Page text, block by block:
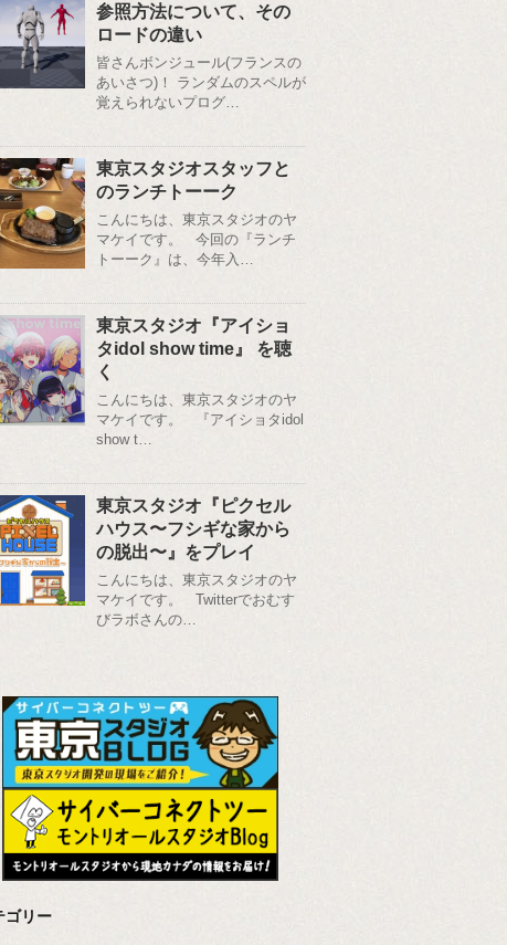
参照方法について、その
ロードの違い
皆さんボンジュール(フランスの
あいさつ)！ ランダムのスペルが
覚えられないプログ…
東京スタジオスタッフと
のランチトーーク
こんにちは、東京スタジオのヤ
マケイです。 今回の『ランチ
トーーク』は、今年入…
東京スタジオ『アイショ
タidol show time』 を聴
く
こんにちは、東京スタジオのヤ
マケイです。 『アイショタidol
show t…
東京スタジオ『ピクセル
ハウス〜フシギな家から
の脱出〜』をプレイ
こんにちは、東京スタジオのヤ
マケイです。 Twitterでおむす
びラボさんの…
ゴリー